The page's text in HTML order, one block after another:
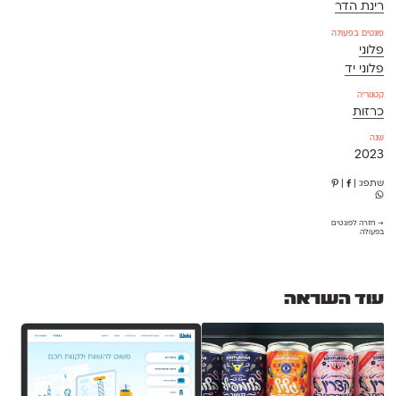
רינת הדר
פונטים בפעולה
פלוני
פלוני יד
קטגוריה
כרזות
שנה
2023
שתפו: |
→ חזרה לפונטים
בפעולה
עוד השראה